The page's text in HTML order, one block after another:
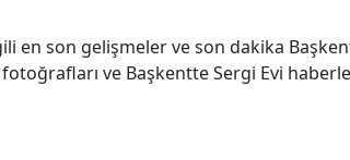
en son gelişmeler ve son dakika
ve Başkentte Sergi Evi